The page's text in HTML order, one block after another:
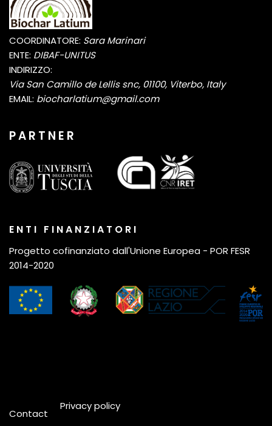
COORDINATORE: Sara Marinari
ENTE: DIBAF-UNITUS
INDIRIZZO:
Via San Camillo de Lellis snc, 01100, Viterbo, Italy
EMAIL: biocharlatium@gmail.com
P A R T N E R
E N T I F I N A N Z I A T O R I
Progetto cofinanziato dall'Unione Europea - POR FESR
2014-2020
Contact
Privacy policy